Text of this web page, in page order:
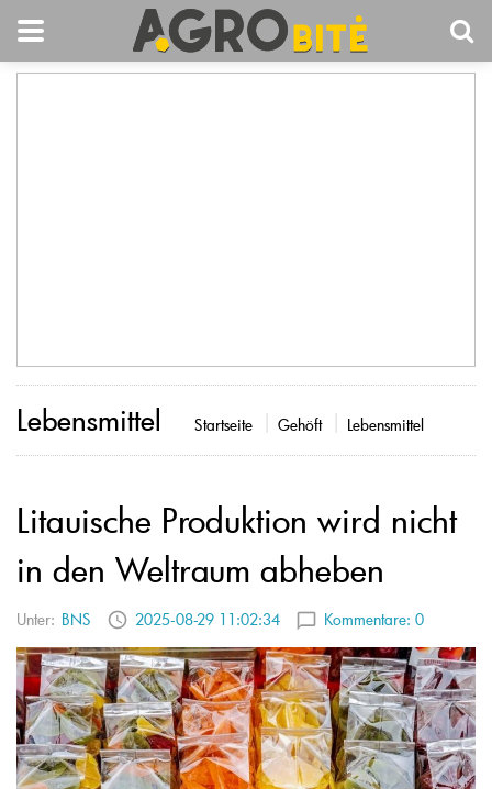
Lebensmittel Startseite Gehöft Lebensmittel
Litauische Produktion wird nicht
in den Weltraum abheben
Unter: BNS 2025-08-29 11:02:34 Kommentare: 0